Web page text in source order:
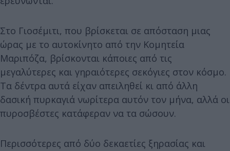
Στο Γιοσέμιτι, που βρίσκεται σε απόσταση μιας
ώρας με το αυτοκίνητο από την Κομητεία
Μαριπόζα, βρίσκονται κάποιες από τις
μεγαλύτερες και γηραιότερες σεκόγιες στον κόσμο.
Τα δέντρα αυτά είχαν απειληθεί κι από άλλη
δασική πυρκαγιά νωρίτερα αυτόν τον μήνα, αλλά οι
πυροσβέστες κατάφεραν να τα σώσουν.
Περισσότερες από δύο δεκαετίες ξηρασίας και